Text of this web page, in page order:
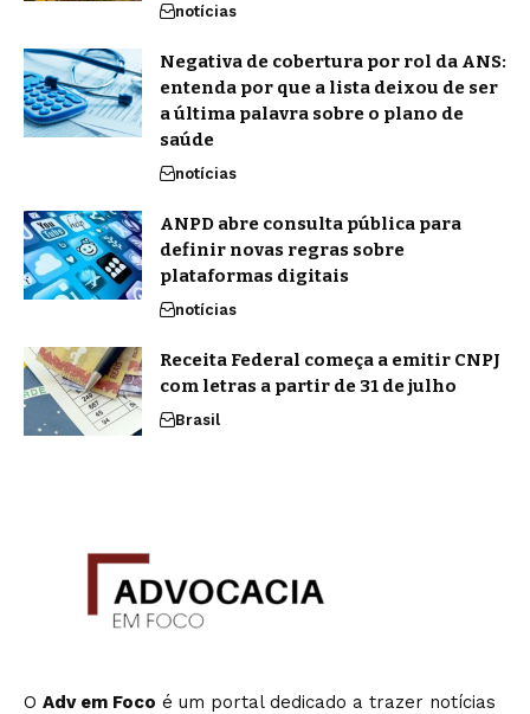
notícias
Negativa de cobertura por rol da ANS:
entenda por que a lista deixou de ser
a última palavra sobre o plano de
saúde
notícias
ANPD abre consulta pública para
definir novas regras sobre
plataformas digitais
notícias
Receita Federal começa a emitir CNPJ
com letras a partir de 31 de julho
Brasil
O Adv em Foco é um portal dedicado a trazer notícias